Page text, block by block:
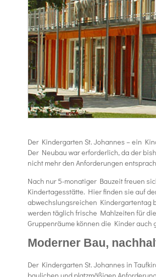
Der Kindergarten St. Johannes – ein
Der Neubau war erforderlich, da der
nicht mehr den Anforderungen
Nach nur 5-monatiger Bauzeit freuen
Kindertagesstätte. Hier finden sie auf
abwechslungsreichen Kindergartentag
werden täglich frische Mahlzeiten für
Gruppenräume können die Kinder auch
Moderner Bau,
Der Kindergarten St. Johannes in